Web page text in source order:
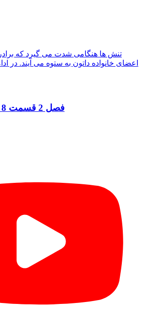
تنش ها هنگامی شدت می گیرد که
اعضای خانواده داتون به ستوه می آیند. در
فصل 2 قسمت 8 سریال یلو استون